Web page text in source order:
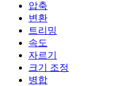
압축
변환
트리밍
속도
자르기
크기 조정
병합